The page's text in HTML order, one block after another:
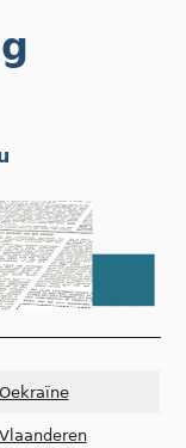
Oekraïne
Vlaanderen